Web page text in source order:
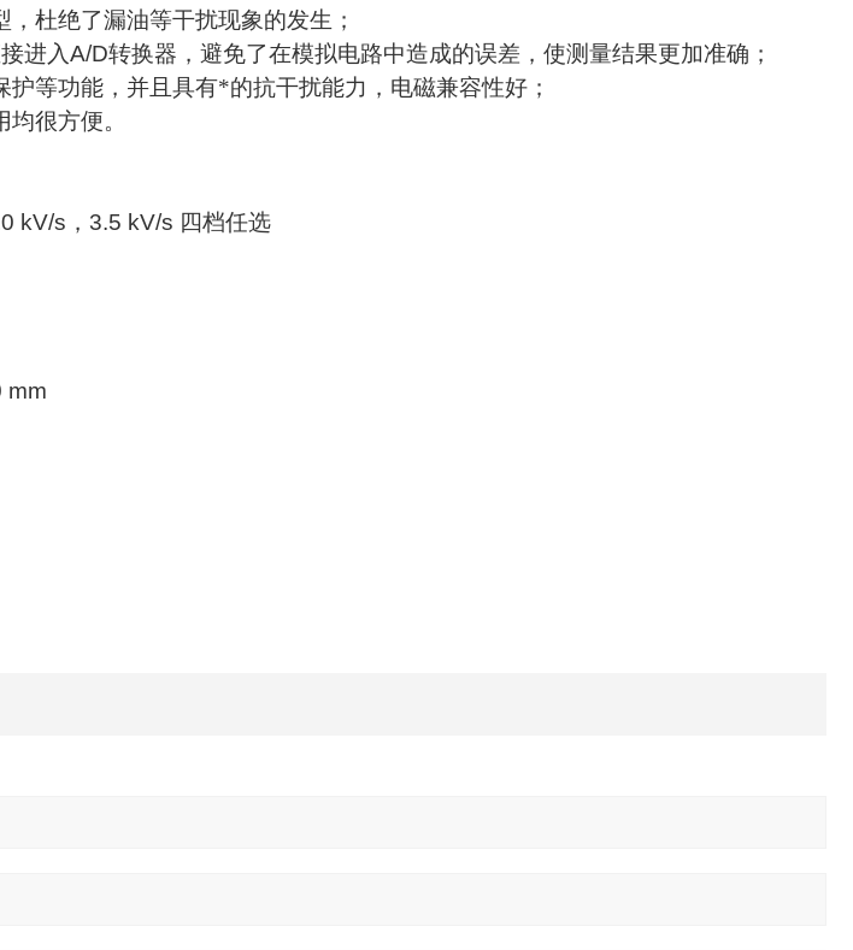
杜绝了漏油等干扰现象的发生；
进入A/D转换器，避免了在模拟电路中造成的误差，使测量结果更加准确；
等功能，并且具有*的抗干扰能力，电磁兼容性好；
很方便。
kV/s ， 3.5 kV/s 四档任选
mm